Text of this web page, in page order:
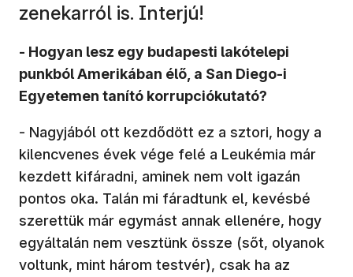
zenekarról is. Interjú!
- Hogyan lesz egy budapesti lakótelepi
punkból Amerikában élő, a San Diego-i
Egyetemen tanító korrupciókutató?
- Nagyjából ott kezdődött ez a sztori, hogy a
kilencvenes évek vége felé a Leukémia már
kezdett kifáradni, aminek nem volt igazán
pontos oka. Talán mi fáradtunk el, kevésbé
szerettük már egymást annak ellenére, hogy
egyáltalán nem vesztünk össze (sőt, olyanok
voltunk, mint három testvér), csak ha az